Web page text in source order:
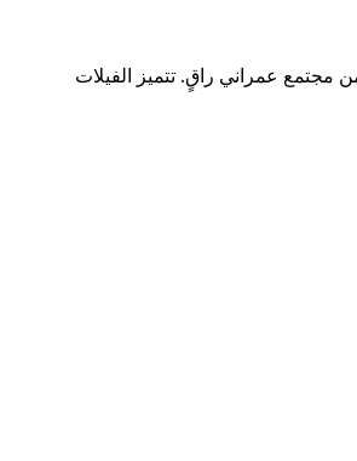
عمراني راقٍ. تتميز الفيلات